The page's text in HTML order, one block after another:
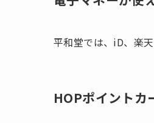
平和堂では、iD、楽
HOPポイントカ